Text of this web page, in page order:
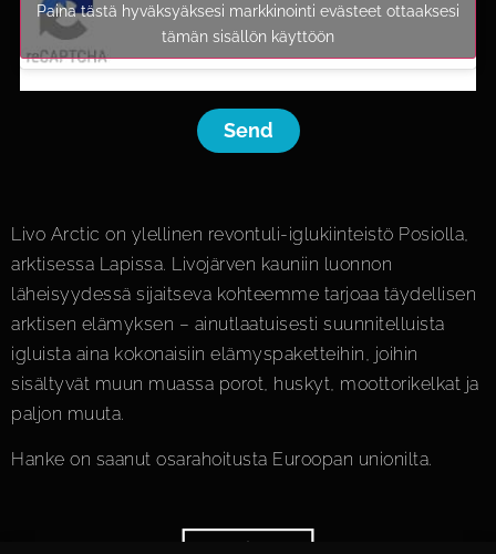
Paina tästä hyväksyäksesi markkinointi evästeet ottaaksesi
tämän sisällön käyttöön
Send
Livo Arctic on ylellinen revontuli-iglukiinteistö Posiolla,
arktisessa Lapissa. Livojärven kauniin luonnon
läheisyydessä sijaitseva kohteemme tarjoaa täydellisen
arktisen elämyksen – ainutlaatuisesti suunnitelluista
igluista aina kokonaisiin elämys­paketteihin, joihin
sisältyvät muun muassa porot, huskyt, moottorikelkat ja
paljon muuta.
Hanke on saanut osarahoitusta Euroopan unionilta.